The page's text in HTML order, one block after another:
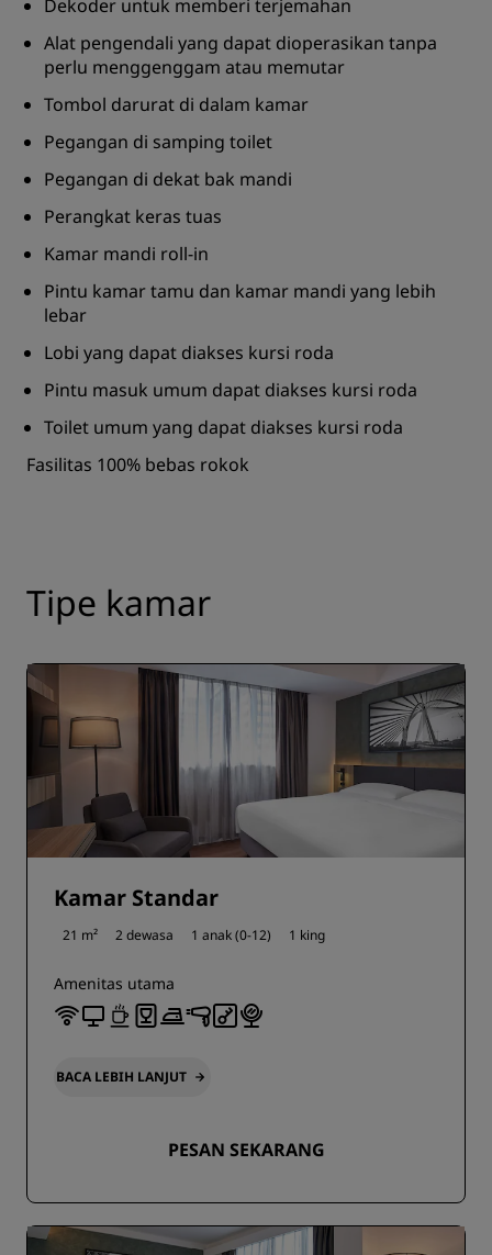
Dekoder untuk memberi terjemahan
Alat pengendali yang dapat dioperasikan tanpa
perlu menggenggam atau memutar
Tombol darurat di dalam kamar
Pegangan di samping toilet
Pegangan di dekat bak mandi
Perangkat keras tuas
Kamar mandi roll-in
Pintu kamar tamu dan kamar mandi yang lebih
lebar
Lobi yang dapat diakses kursi roda
Pintu masuk umum dapat diakses kursi roda
Toilet umum yang dapat diakses kursi roda
Fasilitas 100% bebas rokok
Tipe kamar
Kamar Standar
21 m² 2 dewasa 1 anak (0-12) 1 king
Amenitas utama
BACA LEBIH LANJUT
PESAN SEKARANG